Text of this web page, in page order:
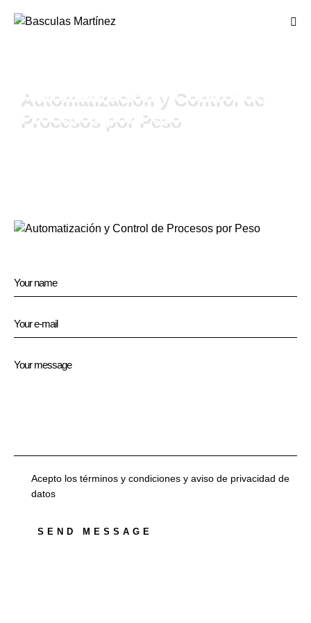
Automatización y Control de
Procesos por Peso
Acepto los términos y condiciones y aviso de privacidad de
datos
SEND MESSAGE